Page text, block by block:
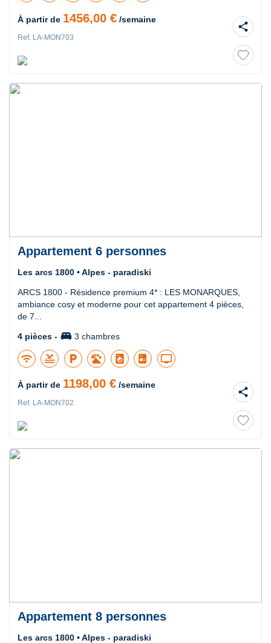
À partir de 1456,00 € /semaine
Ref. LA-MON703
share
Appartement 6 personnes
Les arcs 1800 • Alpes - paradiski
ARCS 1800 - Résidence premium 4* : LES MONARQUES,
ambiance cosy et moderne pour cet appartement 4 pièces,
de 7...
4 pièces - king_bed 3 chambres
wifi pool local_parking local_laundry_service tv
À partir de 1198,00 € /semaine
Ref. LA-MON702
share
Appartement 8 personnes
Les arcs 1800 • Alpes - paradiski